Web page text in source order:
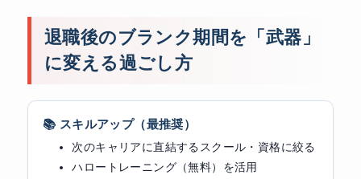
退職後のブランク期間を「武器」
に変える過ごし方
📚 スキルアップ（最推奨）
次のキャリアに直結するスクール・資格に絞る
ハロートレーニング（無料）を活用